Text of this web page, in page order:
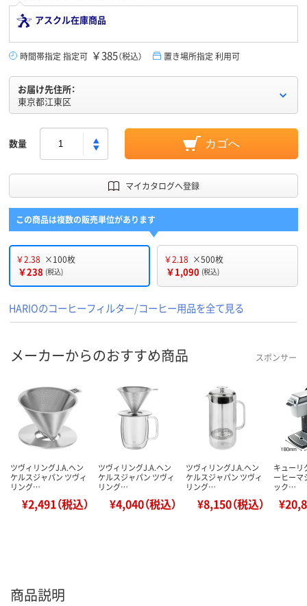
アスクル在庫商品
時間帯指定 指定可 ￥385（税込） 置き場所指定 利用可
お届け先住所：
東京都江東区
数量 カゴへ
マイカタログへ登録
この商品は複数の販売単位があります
￥2.38 ×100枚
￥238 (税込)
￥2.18 ×500枚
￥1,090 (税込)
HARIOのコーヒーフィルター/コーヒー用品を全て見る
メーカーからのおすすめ商品 スポンサー
ツヴィリングJ.A.ヘン
ケルスジャパン ツヴィ
リング…
¥2,491（税込）
ツヴィリングJ.A.ヘン
ケルスジャパン ツヴィ
リング…
¥4,040（税込）
ツヴィリングJ.A.ヘン
ケルスジャパン ツヴィ
リング…
¥8,150（税込）
キューリ
ーヒーマ
ック…
商品説明